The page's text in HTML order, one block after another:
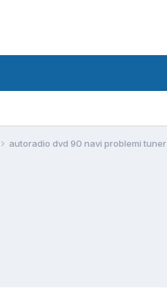
autoradio dvd 90 navi problemi tuner